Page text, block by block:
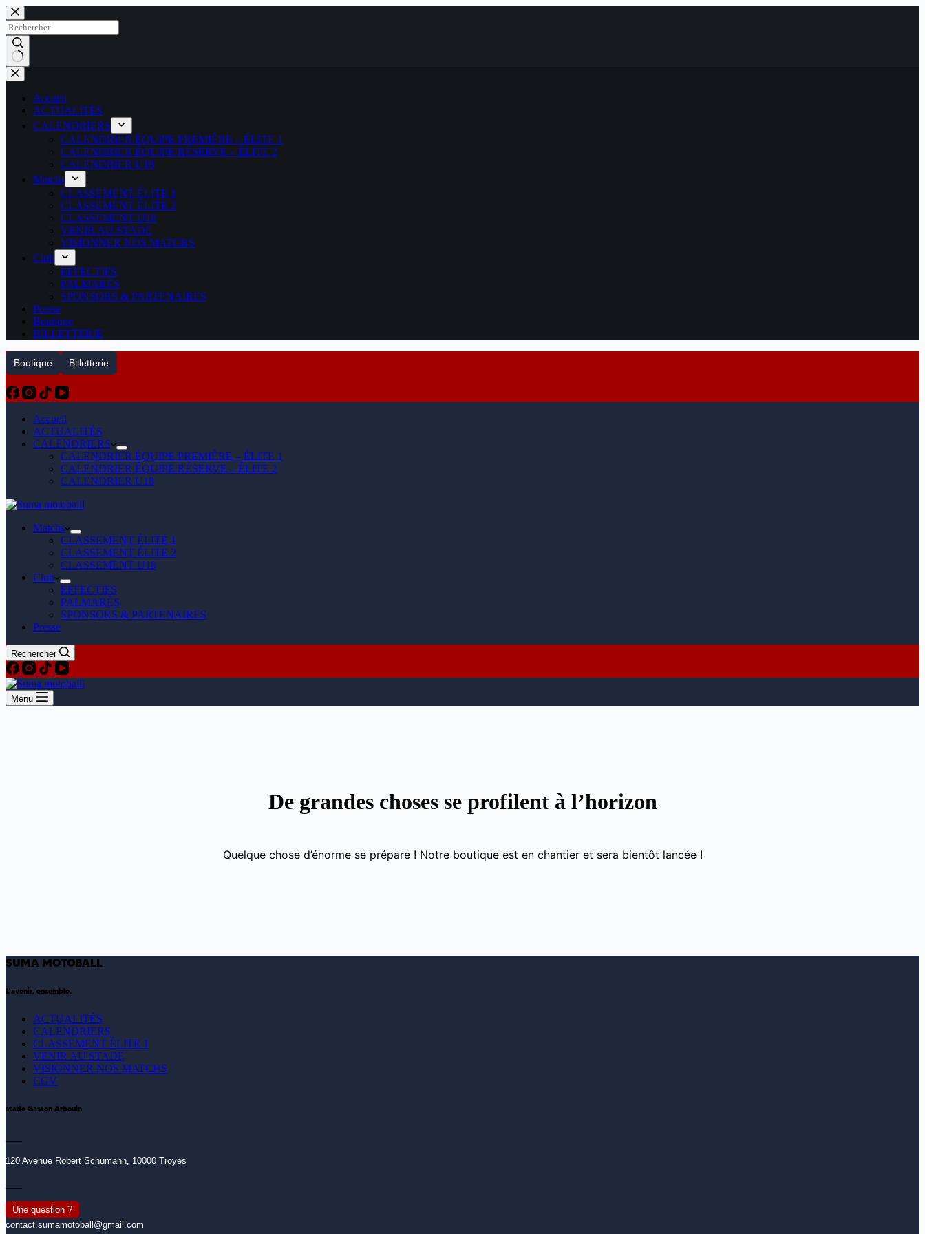
Passer
au
contenu
Aucun
résultat
Accueil
ACTUALITÉS
CALENDRIERS
CALENDRIER ÉQUIPE PREMIÈRE – ÉLITE 1
CALENDRIER ÉQUIPE RÉSERVE – ÉLITE 2
CALENDRIER U18
Matchs
CLASSEMENT ÉLITE 1
CLASSEMENT ÉLITE 2
CLASSEMENT U18
VENIR AU STADE
VISIONNER NOS MATCHS
Club
EFFECTIFS
PALMARÈS
SPONSORS & PARTENAIRES
Presse
Boutique
BILLETTERIE
Boutique Billetterie
Accueil
ACTUALITÉS
CALENDRIERS
CALENDRIER ÉQUIPE PREMIÈRE – ÉLITE 1
CALENDRIER ÉQUIPE RÉSERVE – ÉLITE 2
CALENDRIER U18
Matchs
CLASSEMENT ÉLITE 1
CLASSEMENT ÉLITE 2
CLASSEMENT U18
Club
EFFECTIFS
PALMARÈS
SPONSORS & PARTENAIRES
Presse
Rechercher
Menu
De grandes choses se profilent à l’horizon
Quelque chose d’énorme se prépare ! Notre boutique est en chantier et sera bientôt lancée !
SUMA MOTOBALL
L'avenir, ensemble.
ACTUALITÉS
CALENDRIERS
CLASSEMENT ÉLITE 1
VENIR AU STADE
VISIONNER NOS MATCHS
CGV
stade Gaston Arbouin
120 Avenue Robert Schumann, 10000 Troyes
Une question ?
contact.sumamotoball@gmail.com